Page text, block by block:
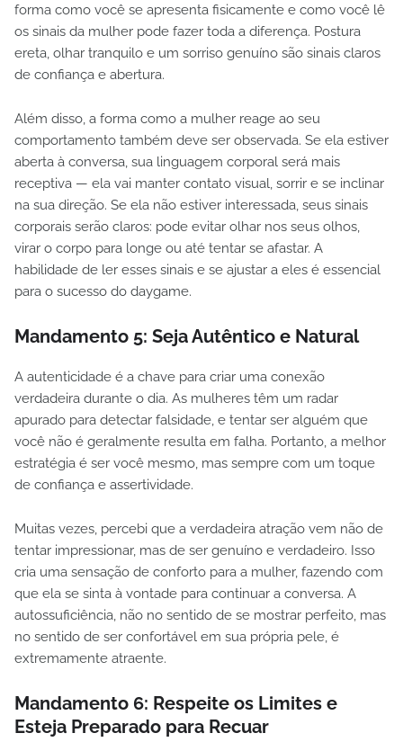
forma como você se apresenta fisicamente e como você lê
os sinais da mulher pode fazer toda a diferença. Postura
ereta, olhar tranquilo e um sorriso genuíno são sinais claros
de confiança e abertura.
Além disso, a forma como a mulher reage ao seu
comportamento também deve ser observada. Se ela estiver
aberta à conversa, sua linguagem corporal será mais
receptiva — ela vai manter contato visual, sorrir e se inclinar
na sua direção. Se ela não estiver interessada, seus sinais
corporais serão claros: pode evitar olhar nos seus olhos,
virar o corpo para longe ou até tentar se afastar. A
habilidade de ler esses sinais e se ajustar a eles é essencial
para o sucesso do daygame.
Mandamento 5: Seja Autêntico e Natural
A autenticidade é a chave para criar uma conexão
verdadeira durante o dia. As mulheres têm um radar
apurado para detectar falsidade, e tentar ser alguém que
você não é geralmente resulta em falha. Portanto, a melhor
estratégia é ser você mesmo, mas sempre com um toque
de confiança e assertividade.
Muitas vezes, percebi que a verdadeira atração vem não de
tentar impressionar, mas de ser genuíno e verdadeiro. Isso
cria uma sensação de conforto para a mulher, fazendo com
que ela se sinta à vontade para continuar a conversa. A
autossuficiência, não no sentido de se mostrar perfeito, mas
no sentido de ser confortável em sua própria pele, é
extremamente atraente.
Mandamento 6: Respeite os Limites e
Esteja Preparado para Recuar